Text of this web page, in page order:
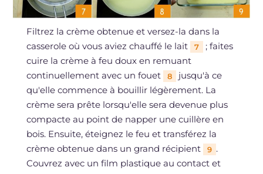
Filtrez la crème obtenue et versez-la dans la
casserole où vous aviez chauffé le lait
7
; faites
cuire la crème à feu doux en remuant
continuellement avec un fouet
8
jusqu'à ce
qu'elle commence à bouillir légèrement. La
crème sera prête lorsqu'elle sera devenue plus
compacte au point de napper une cuillère en
bois. Ensuite, éteignez le feu et transférez la
crème obtenue dans un grand récipient
9 .
Couvrez avec un film plastique au contact et